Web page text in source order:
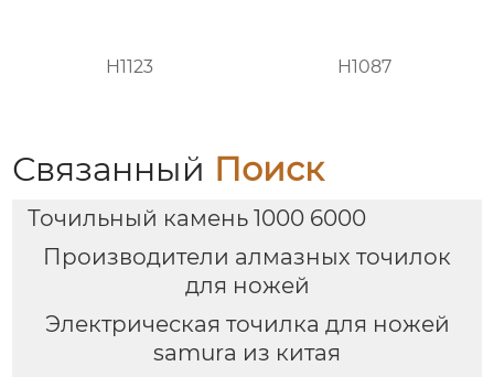
H1123 H1087
Связанный Поиск
Точильный камень 1000 6000
Производители алмазных точилок
для ножей
Электрическая точилка для ножей
samura из китая